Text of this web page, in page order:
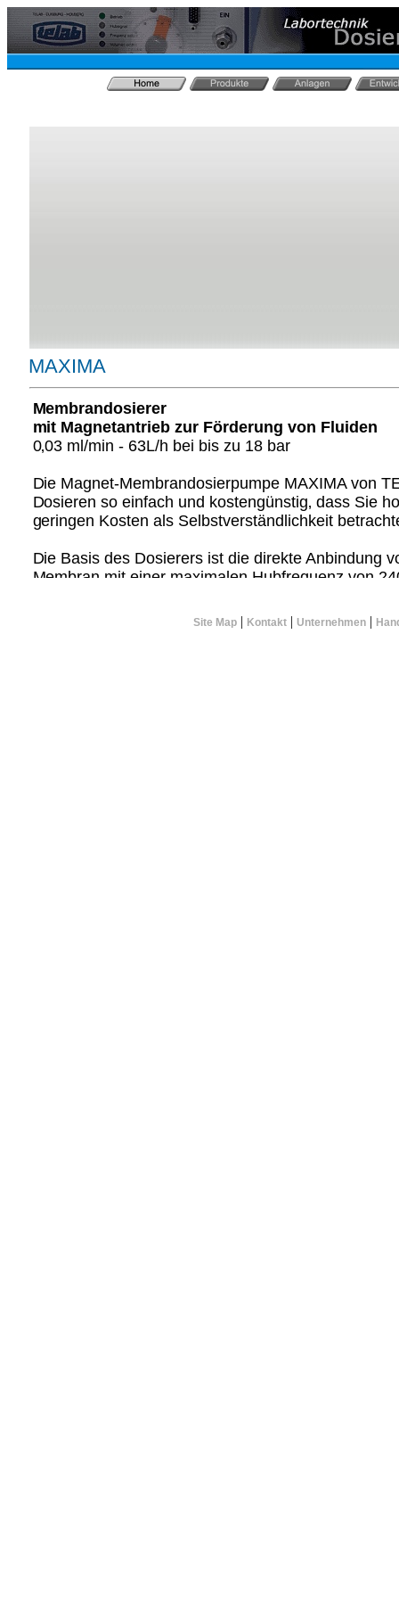
MAXIMA
Membrandosierer
mit Magnetantrieb zur Förderung von Fluiden
0‚03 ml/min - 63L/h bei bis zu 18 bar
Die Magnet-Membrandosierpumpe MAXIMA von
Dosieren so einfach und kostengünstig‚ dass Sie
geringen Kosten als Selbstverständlichkeit
Die Basis des Dosierers ist die direkte Anbindung
Membran mit einer maximalen Hubfrequenz von
umfangreiche Möglichkeiten der Regelung und
Hubfrequenz über eine Mikroprozessorsteuerung
Site Map | Kontakt | Unternehmen |